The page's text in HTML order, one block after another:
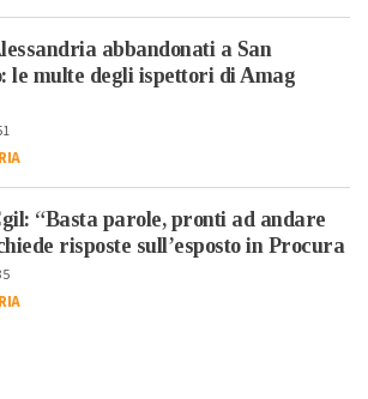
abbandonati a San
le multe degli ispettori di Amag
“Basta parole, pronti ad andare
risposte sull’esposto in Procura